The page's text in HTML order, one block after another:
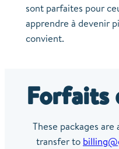
sont parfaites pour
apprendre à devenir
convient.
Forfaits
These packages
transfer to